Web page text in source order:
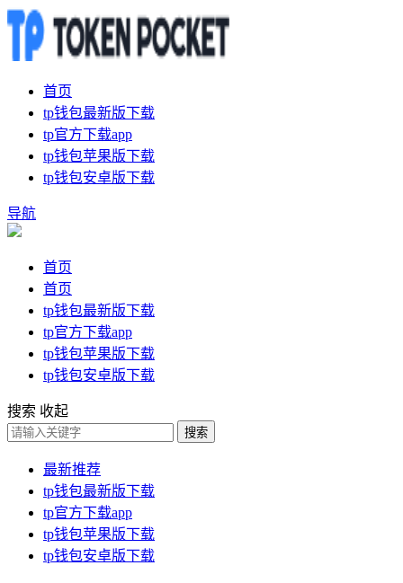
首页
tp钱包最新版下载
tp官方下载app
tp钱包苹果版下载
tp钱包安卓版下载
导航
首页
首页
tp钱包最新版下载
tp官方下载app
tp钱包苹果版下载
tp钱包安卓版下载
搜索 收起
搜索
最新推荐
tp钱包最新版下载
tp官方下载app
tp钱包苹果版下载
tp钱包安卓版下载